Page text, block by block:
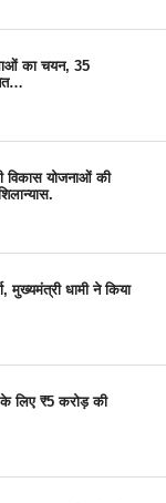
का चयन, 35
विकास योजनाओं की
मुख्यमंत्री धामी ने किया
के लिए ₹5 करोड़ की